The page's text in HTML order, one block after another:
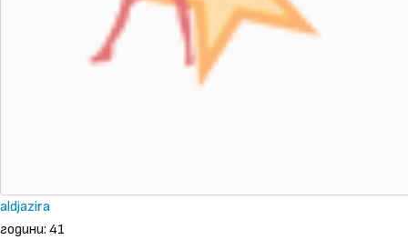
aldjazira
години: 41